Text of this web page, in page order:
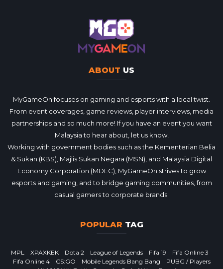
ABOUT US
MyGameOn focuses on gaming and esports with a local twist.
From event coverages, game reviews, player interviews, media
partnerships and so much more! If you have an event you want
Malaysia to hear about, let us know!
Working with government bodies such as the Kementerian Belia
& Sukan (KBS), Majlis Sukan Negara (MSN), and Malaysia Digital
Economy Corporation (MDEC), MyGameOn strives to grow
esports and gaming, and to bridge gaming communities, from
casual gamers to corporate brands.
POPULAR TAG
MPL XPAXKEK Dota 2 League of Legends Fifa 19
Fifa Online 3
Fifa Online 4
CS:GO Mobile Legends Bang Bang
PUBG / Players